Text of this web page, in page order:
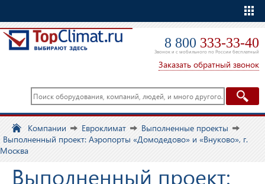
8 800 333-33-40
Звонок и с мобильного по России бесплатный
Заказать обратный звонок
Компании Евроклимат
Выполненные проекты
Выполненный проект: Аэропорты «Домодедово» и «Внуково», г.
Москва
Выполненный проект: